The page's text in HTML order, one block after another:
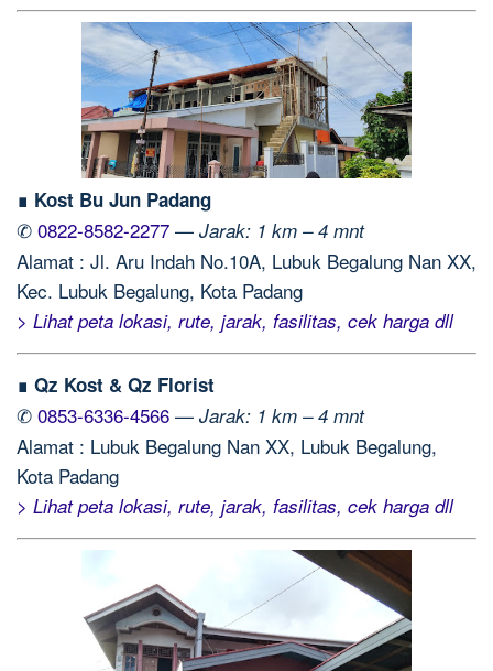
∎ Kost Bu Jun Padang
✆ 0822-8582-2277 — Jarak: 1 km – 4 mnt
Alamat : Jl. Aru Indah No.10A, Lubuk Begalung Nan XX,
Kec. Lubuk Begalung, Kota Padang
> Lihat peta lokasi, rute, jarak, fasilitas, cek harga dll
∎ Qz Kost & Qz Florist
✆ 0853-6336-4566 — Jarak: 1 km – 4 mnt
Alamat : Lubuk Begalung Nan XX, Lubuk Begalung,
Kota Padang
> Lihat peta lokasi, rute, jarak, fasilitas, cek harga dll